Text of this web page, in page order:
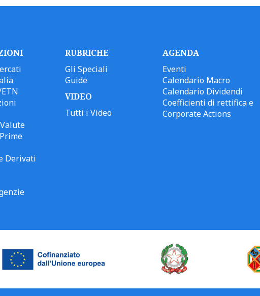
Derivati
RUBRICHE
Gli Speciali
Guide
VIDEO
Tutti i Video
AGENDA
Eventi
Calendario Macro
Calendario Dividendi
Coefficienti di rettifica e
Corporate Actions